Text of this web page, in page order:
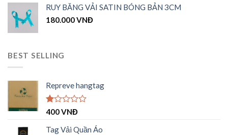
hạng
1.00
5
RUY BĂNG VẢI SATIN BÓNG BẢN 3CM
180.000VNĐ
BEST SELLING
Repreve hangtag
Được
hạng
400VNĐ
Tag Vải Quần Áo